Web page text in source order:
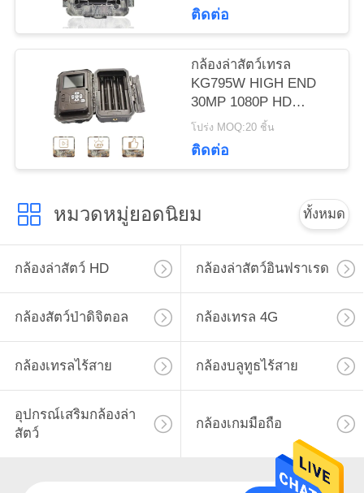
นโยบาย
ความ
ติดต่อ
กล้องล่าสัตว์เทรล
KG795W HIGH END
30MP 1080P HD
สำหรับสัตว์ป่า
โปร่ง MOQ:20 ชิ้น
ติดต่อ
หมวดหมู่ยอดนิยม ทั้งหมด
กล้องล่าสัตว์ HD กล้องล่าสัตว์อินฟราเรด
กล้องสัตว์ป่าดิจิตอล กล้องเทรล 4G
กล้องเทรลไร้สาย กล้องบลูทูธไร้สาย
อุปกรณ์เสริมกล้องล่า
สัตว์
กล้องเกมมือถือ